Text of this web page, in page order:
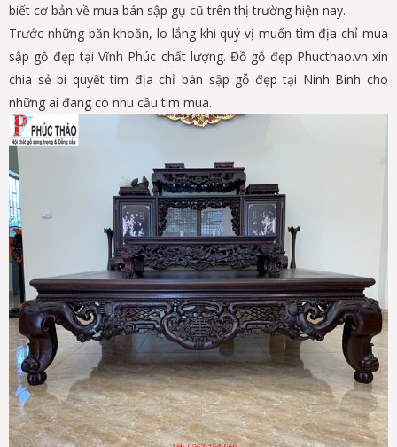
biết cơ bản về mua bán sập gụ cũ trên thị trường hiện nay.
Trước những băn khoăn, lo lắng khi quý vị muốn tìm địa chỉ mua
sập gỗ đẹp tại Vĩnh Phúc chất lượng. Đồ gỗ đẹp Phucthao.vn xin
chia sẻ bí quyết tìm địa chỉ bán sập gỗ đẹp tại Ninh Bình cho
những ai đang có nhu cầu tìm mua.